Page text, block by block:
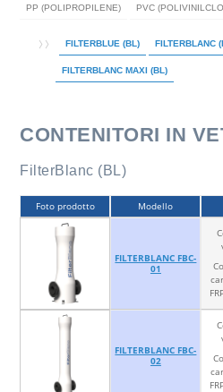
PP (POLIPROPILENE) PVC
FILTERBLUE (BL) FILTERBLANC
FILTERBLANC MAXI (BL)
CONTENITORI IN
FilterBlanc (BL)
Foto prodotto Modello
FILTERBLANC FBC-
01
FILTERBLANC FBC-
02